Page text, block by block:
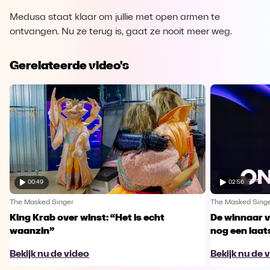
Medusa staat klaar om jullie met open armen te
ontvangen. Nu ze terug is, gaat ze nooit meer weg.
Gerelateerde video's
00:49
The Masked Singer
King Krab over winst: “Het is echt
waanzin”
Bekijk nu de video
02:56
The Masked
De winnaar
nog een
Bekijk nu de